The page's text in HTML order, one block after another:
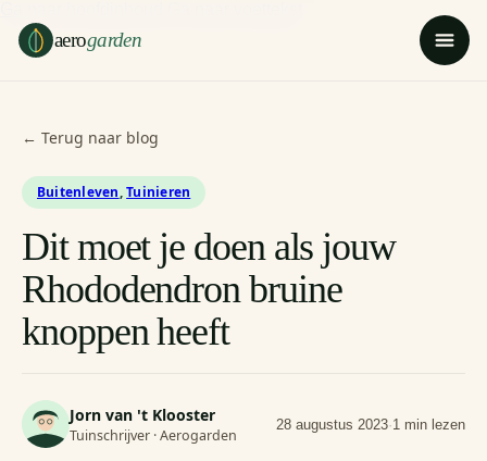
aerogarden
← Terug naar blog
Buitenleven,Tuinieren
Dit moet je doen als jouw
Rhododendron bruine
knoppen heeft
Jorn van 't Klooster
Tuinschrijver · Aerogarden
28 augustus 2023·1 min lezen